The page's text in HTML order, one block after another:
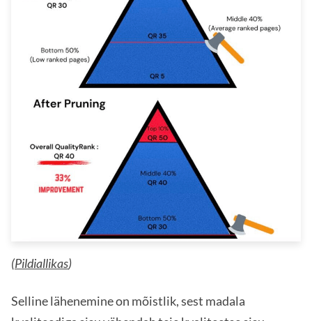
(Pildiallikas)
Selline lähenemine on mõistlik, sest madala